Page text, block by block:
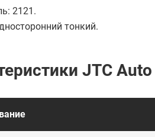
2121.
тонкий.
JTC